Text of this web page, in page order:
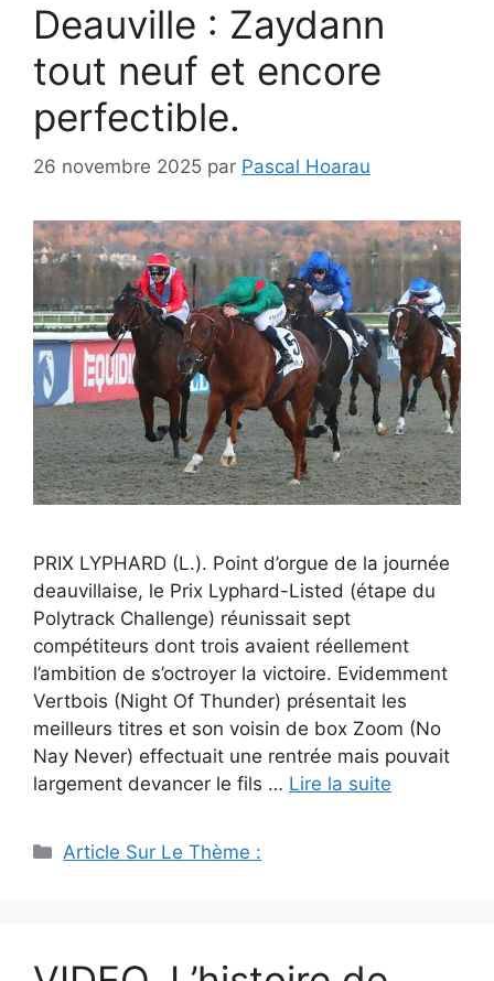
Deauville : Zaydann
tout neuf et encore
perfectible.
26 novembre 2025 par Pascal Hoarau
PRIX LYPHARD (L.). Point d’orgue de la journée
deauvillaise, le Prix Lyphard-Listed (étape du
Polytrack Challenge) réunissait sept
compétiteurs dont trois avaient réellement
l’ambition de s’octroyer la victoire. Evidemment
Vertbois (Night Of Thunder) présentait les
meilleurs titres et son voisin de box Zoom (No
Nay Never) effectuait une rentrée mais pouvait
largement devancer le fils … Lire la suite
Catégories
Article Sur Le Thème :